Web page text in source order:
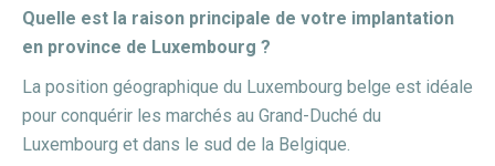
Quelle est la raison principale de votre implantation
en province de Luxembourg ?
La position géographique du Luxembourg belge est idéale
pour conquérir les marchés au Grand-Duché du
Luxembourg et dans le sud de la Belgique.